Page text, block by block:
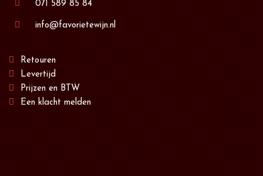
071 589 85 84
info@favorietewijn.nl
Retouren
Levertijd
Prijzen en BTW
Een klacht melden